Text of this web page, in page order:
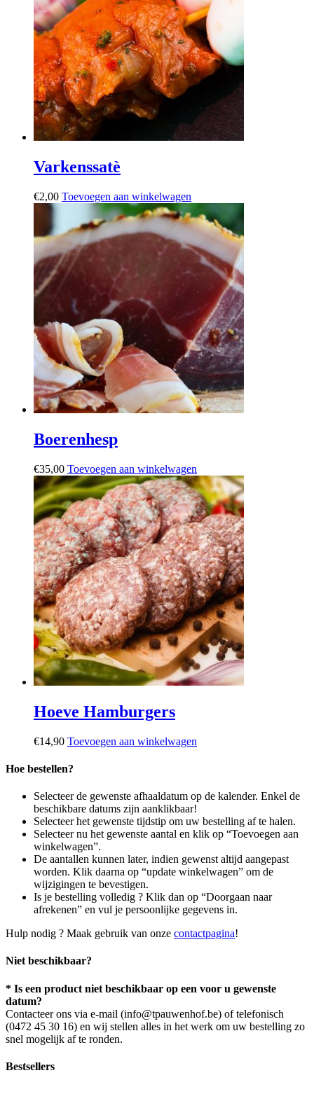
Varkenssatè
€2,00 Toevoegen aan winkelwagen
Boerenhesp
€35,00 Toevoegen aan winkelwagen
Hoeve Hamburgers
€14,90 Toevoegen aan winkelwagen
Hoe bestellen?
Selecteer de gewenste afhaaldatum op de kalender. Enkel de
beschikbare datums zijn aanklikbaar!
Selecteer het gewenste tijdstip om uw bestelling af te halen.
Selecteer nu het gewenste aantal en klik op “Toevoegen aan
winkelwagen”.
De aantallen kunnen later, indien gewenst altijd aangepast
worden. Klik daarna op “update winkelwagen” om de
wijzigingen te bevestigen.
Is je bestelling volledig ? Klik dan op “Doorgaan naar
afrekenen” en vul je persoonlijke gegevens in.
Hulp nodig ? Maak gebruik van onze contactpagina!
Niet beschikbaar?
* Is een product niet beschikbaar op een voor u gewenste
datum?
Contacteer ons via e-mail (info@tpauwenhof.be) of telefonisch
(0472 45 30 16) en wij stellen alles in het werk om uw bestelling zo
snel mogelijk af te ronden.
Bestsellers